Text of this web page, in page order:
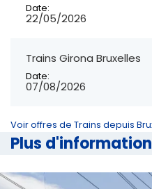
Date:
22/05/2026
Trains Girona Bruxelles
Date:
07/08/2026
Voir offres de Trains depuis
Plus